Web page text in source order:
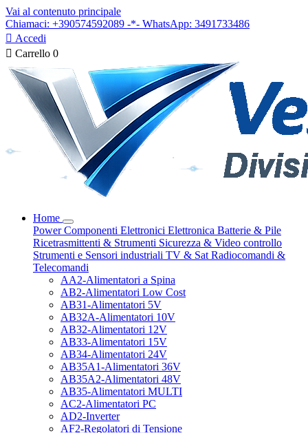
Vai al contenuto principale
Chiamaci: +390574592089 -*- WhatsApp: 3491733486
 Accedi
 Carrello 0
Home
PowerComponenti Elettronici Elettronica Batterie & Pile
Ricetrasmittenti & Strumenti Sicurezza & Video controllo
Strumenti e Sensori industriali TV & Sat Radiocomandi &
Telecomandi
AA2-Alimentatori a Spina
AB2-Alimentatori Low Cost
AB31-Alimentatori 5V
AB32A-Alimentatori 10V
AB32-Alimentatori 12V
AB33-Alimentatori 15V
AB34-Alimentatori 24V
AB35A1-Alimentatori 36V
AB35A2-Alimentatori 48V
AB35-Alimentatori MULTI
AC2-Alimentatori PC
AD2-Inverter
AF2-Regolatori di Tensione